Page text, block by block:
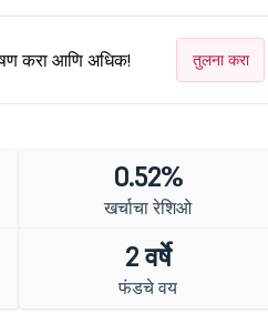
करा आणि अधिक! तुलना करा
0.52%
खर्चाचा रेशिओ
2 वर्षे
फंडचे वय